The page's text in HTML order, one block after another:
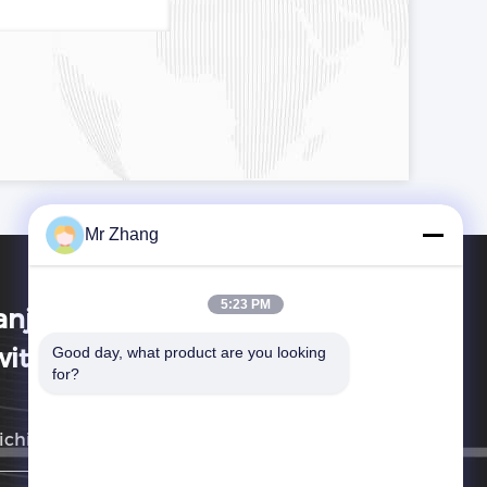
Zhongshan Membrane
Co., Ltd.
il prima possibile.
Mr Zhang
5:23 PM
Good day, what product are you looking
for?